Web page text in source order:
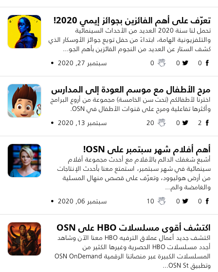
تعرّف على أهم الفائزين بجوائز إيمي 2020!
تحمل لنا سنة 2020 العديد من الأحداث السينمائية
والتلفزيونية الهامة، ابتداءً من حفل تويع جوائز الأوسكار الذي
كشف الستار عن العديد من النجوم الفائزين بأهم الجو...
سبتمبر 27, 2020 •
مرح الأطفال مع موسم العودة إلى المدارس
اخترنا لأطفالكم (تحت سن الخامسة) مجموعة من أروع البرامج
وأكثرها تفاعلية ومرح على قنوات الأطفال في OSN.
سبتمبر 13, 2020 •
أهم أفلام شهر سبتمبر على OSN!
أشبع شغفك الدائم بالأفلام مع أحدث مجموعة أفلام
سينمائية في شهر سبتمبر، استمتع معنا بأحدث الإنتاجات
من أرض هوليوود، وتعرّف على قصص منهال المسلية
والغامضة والم...
سبتمبر 06, 2020 •
اكتشف أقوى مسلسلات HBO على OSN
اكتشف جديد أعمال عملاق الترفيه HBO معنا الآن وشاهد
أجدد مسلسلات HBO الحصرية وغيرها الكثير من
المسلسلات الكبيرة عبر منصاتنا الرقمية OSN OnDemand
وتطبيق OSN St...